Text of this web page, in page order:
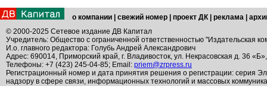
о компании свежий номер проект ДК реклама
© 2000-2025 Сетевое издание ДВ Капитал
Учредитель: Общество с ограниченной ответственностью "Издательская
И.о. главного редактора: Голубь Андрей Александрович
Адрес: 690014, Приморский край, г. Владивосток, ул. Некрасовская д. 36
Телефоны: +7 (423) 245-04-85; Email: priem@zrpress.ru
Регистрационный номер и дата принятия решения о регистрации: серия
надзору в сфере связи, информационных технологий и массовых